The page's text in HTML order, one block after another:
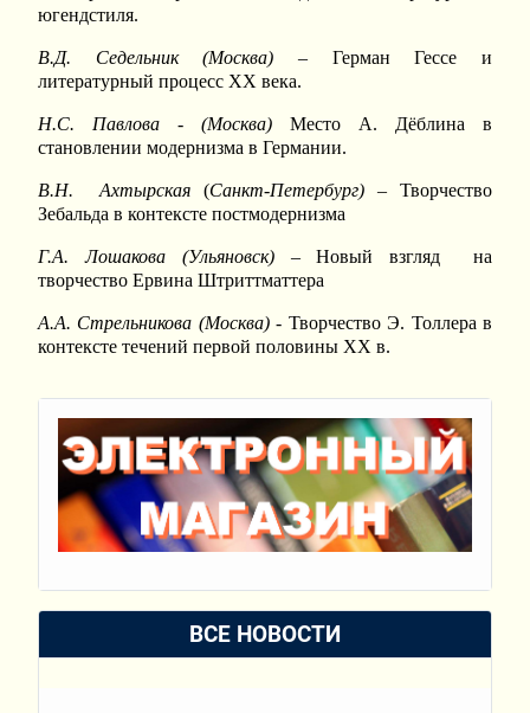
югендстиля.
В.Д. Седельник (Москва) – Герман Гессе и
литературный процесс ХХ века.
Н.С. Павлова - (Москва) Место А. Дёблина в
становлении модернизма в Германии.
В.Н. Ахтырская (Санкт-Петербург) – Творчество
Зебальда в контексте постмодернизма
Г.А. Лошакова (Ульяновск)– Новый взгляд на
творчество Ервина Штриттматтера
А.А. Стрельникова (Москва)- Творчество Э. Толлера в
контексте течений первой половины ХХ в.
ВСЕ НОВОСТИ